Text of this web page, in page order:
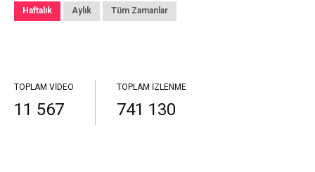
Haftalık Aylık Tüm Zamanlar
TOPLAM VIDEO
11 567
TOPLAM İZLENME
741 130